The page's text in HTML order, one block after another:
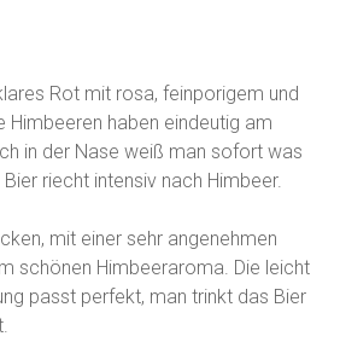
Rot mit rosa, feinporigem und
Himbeeren haben eindeutig am
in der Nase weiß man sofort was
riecht intensiv nach Himbeer.
mit einer sehr angenehmen
schönen Himbeeraroma. Die leicht
passt perfekt, man trinkt das Bier